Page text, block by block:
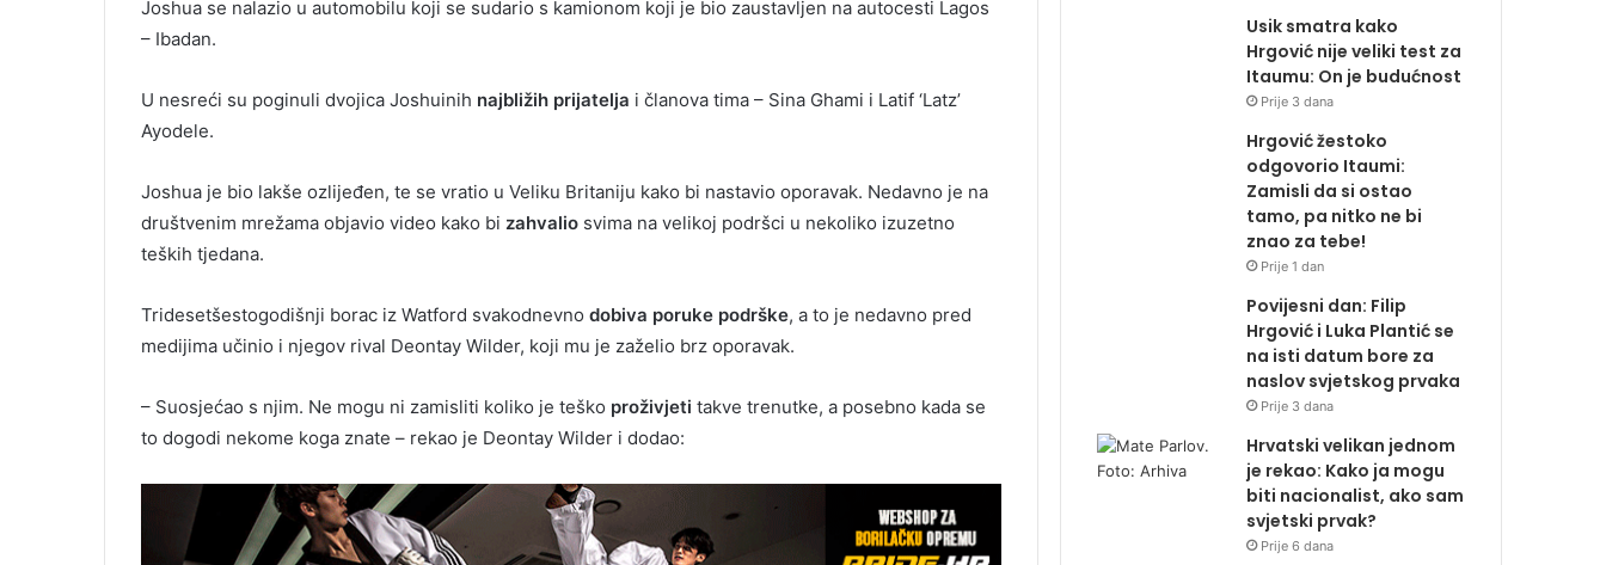
Joshua se nalazio u automobilu koji se sudario s kamionom koji je bio zaustavljen na autocesti Lagos
– Ibadan.
U nesreći su poginuli dvojica Joshuinih najbližih prijatelja i članova tima – Sina Ghami i Latif ‘Latz’
Ayodele.
Joshua je bio lakše ozlijeđen, te se vratio u Veliku Britaniju kako bi nastavio oporavak. Nedavno je na
društvenim mrežama objavio video kako bi zahvalio svima na velikoj podršci u nekoliko izuzetno
teških tjedana.
Tridesetšestogodišnji borac iz Watford svakodnevno dobiva poruke podrške, a to je nedavno pred
medijima učinio i njegov rival Deontay Wilder, koji mu je zaželio brz oporavak.
– Suosjećao s njim. Ne mogu ni zamisliti koliko je teško proživjeti takve trenutke, a posebno kada se
to dogodi nekome koga znate – rekao je Deontay Wilder i dodao:
Usik smatra kako
Hrgović nije veliki test za
Itaumu: On je budućnost
Prije 3 dana
Hrgović žestoko
odgovorio Itaumi:
Zamisli da si ostao
tamo, pa nitko ne bi
znao za tebe!
Prije 1 dan
Povijesni dan: Filip
Hrgović i Luka Plantić se
na isti datum bore za
naslov svjetskog prvaka
Prije 3 dana
Hrvatski velikan jednom
je rekao: Kako ja mogu
biti nacionalist, ako sam
svjetski prvak?
Prije 6 dana